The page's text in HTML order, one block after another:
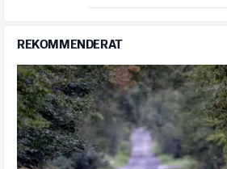
REKOMMENDERAT